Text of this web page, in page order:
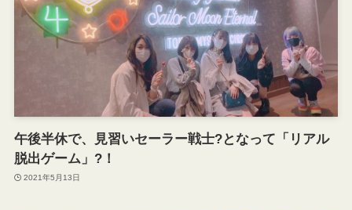
午後半休で、見習いセーラー戦士?となって「リアル
脱出ゲーム」?！
2021年5月13日